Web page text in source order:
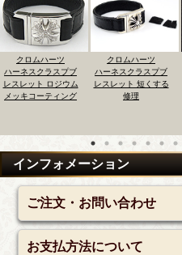
クロムハーツ
ーネスクラスプブ
スレット ロジウム
ッキコーティング
クロムハーツ
ハーネスクラスプブ
レスレット 短くする
修理
インフォメーション
ご注文・お問い合わせ
お支払方法について